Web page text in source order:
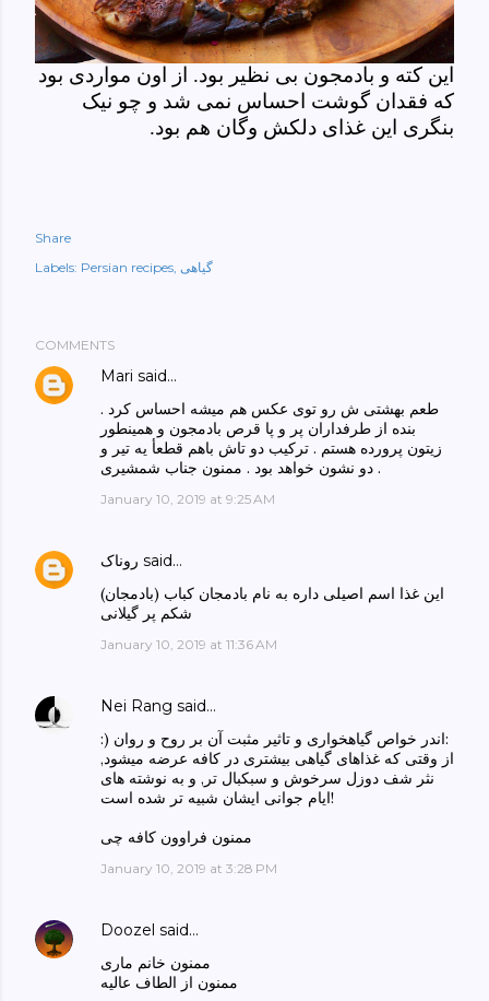
این کته و بادمجون بی نظیر بود. از اون مواردی بود
که فقدان گوشت احساس نمی شد و چو نیک
بنگری این غذای دلکش وگان هم بود.
Share
Labels: Persian recipes گیاهی
COMMENTS
Mari said…
طعم بهشتى ش رو توى عكس هم ميشه احساس كرد .
بنده از طرفداران پر و پا قرص بادمجون و همينطور
زيتون پرورده هستم . تركيب دو تاش باهم قطعأ يه تير و
دو نشون خواهد بود . ممنون جناب شمشيرى .
January 10, 2019 at 9:25 AM
روناک said…
(این غذا اسم اصیلی داره به نام بادمجان کباب (بادمجان
شکم پر گیلانی
January 10, 2019 at 11:36 AM
Nei Rang said…
:) اندر خواص گیاهخواری و تاثیر مثبت آن بر روح و روان:
از وقتی که غذاهای گیاهی بیشتری در کافه عرضه میشود,
نثر شف دوزل سرخوش و سبکبال تر, و به نوشته های
ایام جوانی ایشان شبیه تر شده است!
ممنون فراوون کافه چی
January 10, 2019 at 3:28 PM
Doozel said…
ممنون خانم ماری
ممنون از الطاف عالیه